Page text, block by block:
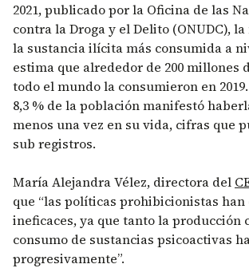
2021, publicado por la Oficina de las
contra la Droga y el Delito (ONUDC),
la sustancia ilícita más consumida a
estima que alrededor de 200 millones
todo el mundo la consumieron en
8,3 % de la población manifestó
menos una vez en su vida, cifras que
sub registros.
María Alejandra Vélez, directora del
que “las políticas prohibicionistas
ineficaces, ya que tanto la producción
consumo de sustancias psicoactivas
progresivamente”.